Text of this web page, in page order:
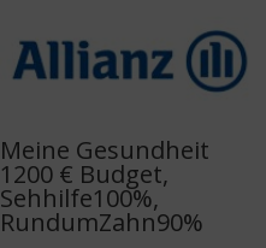
Meine Gesundheit
1200 € Budget,
Sehhilfe100%,
RundumZahn90%